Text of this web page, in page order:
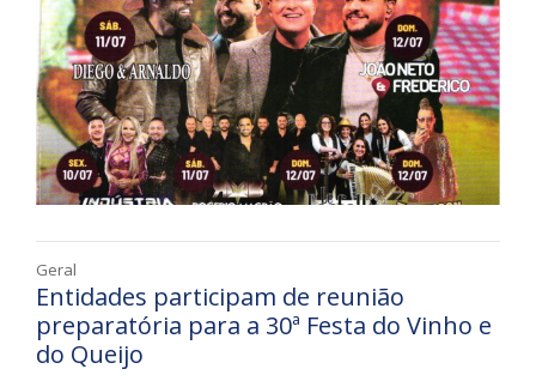
Geral
Entidades participam de reunião
preparatória para a 30ª Festa do Vinho e
do Queijo